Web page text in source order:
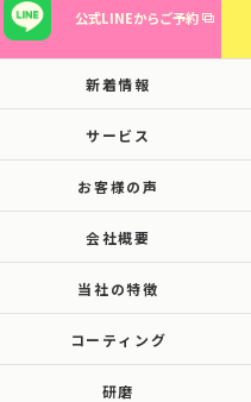
公式LINEからご予約
新着情報
サービス
お客様の声
会社概要
当社の特徴
コーティング
研磨